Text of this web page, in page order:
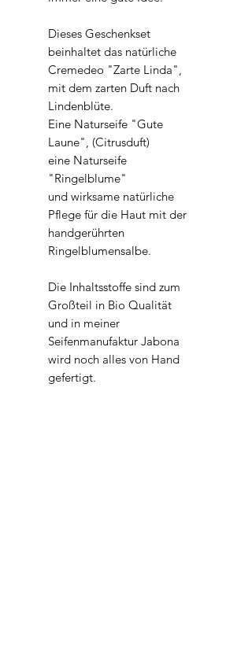
Dieses Geschenkset
beinhaltet das natürliche
Cremedeo "Zarte Linda",
mit dem zarten Duft nach
Lindenblüte.
Eine Naturseife "Gute
Laune", (Citrusduft)
eine Naturseife
"Ringelblume"
und wirksame natürliche
Pflege für die Haut mit der
handgerührten
Ringelblumensalbe.
Die Inhaltsstoffe sind zum
Großteil in Bio Qualität
und in meiner
Seifenmanufaktur Jabona
wird noch alles von Hand
gefertigt.